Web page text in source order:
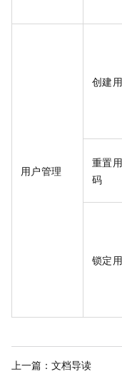
用户管理
创建
重置
码
锁定
上一篇： 文档导读